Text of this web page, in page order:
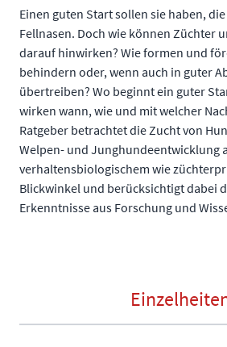
Einen guten Start sollen sie haben,
Fellnasen. Doch wie können Züchter
darauf hinwirken? Wie formen und
behindern oder, wenn auch in guter
übertreiben? Wo beginnt ein guter
wirken wann, wie und mit welcher
Ratgeber betrachtet die Zucht von
Welpen- und Junghundeentwicklung
verhaltensbiologischem wie
Blickwinkel und berücksichtigt dabei
Erkenntnisse aus Forschung und